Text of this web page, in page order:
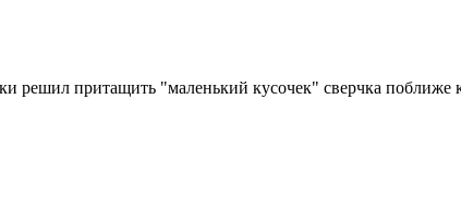
решил притащить "маленький кусочек" сверчка поближе